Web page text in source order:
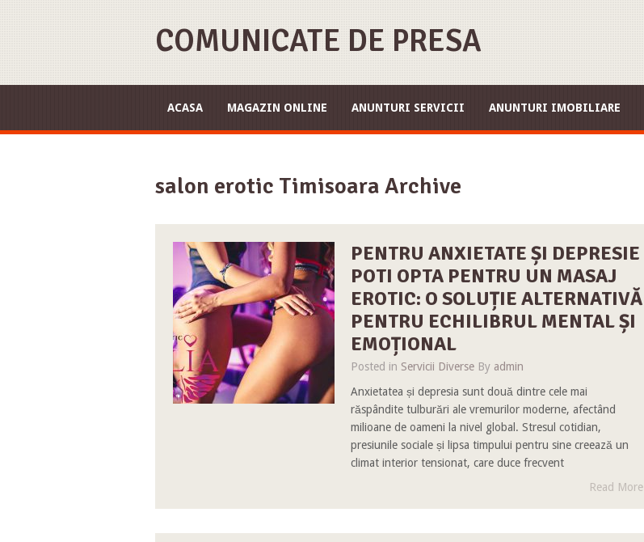
COMUNICATE DE PRESA
ACASA MAGAZIN ONLINE ANUNTURI SERVICII ANUNTURI IMOBILIARE
salon erotic Timisoara Archive
PENTRU ANXIETATE ȘI DEPRESIE
POTI OPTA PENTRU UN MASAJ
EROTIC: O SOLUȚIE ALTERNATIVĂ
PENTRU ECHILIBRUL MENTAL ȘI
EMOȚIONAL
Posted in Servicii Diverse By admin
Anxietatea și depresia sunt două dintre cele mai
răspândite tulburări ale vremurilor moderne, afectând
milioane de oameni la nivel global. Stresul cotidian,
presiunile sociale și lipsa timpului pentru sine creează un
climat interior tensionat, care duce frecvent
Read More